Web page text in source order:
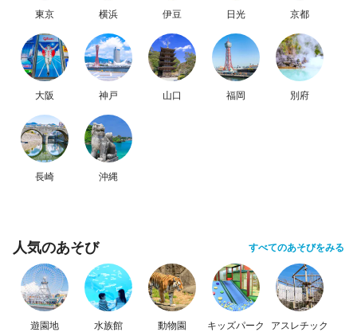
東京 横浜 伊豆 日光 京都
大阪 神戸 山口 福岡 別府
長崎 沖縄
人気のあそび すべてのあそびをみる
遊園地 水族館 動物園 キッズパーク アスレチック